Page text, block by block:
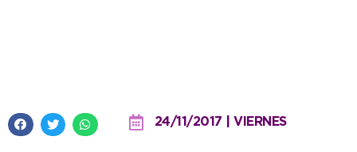
24/11/2017 | VIERNES